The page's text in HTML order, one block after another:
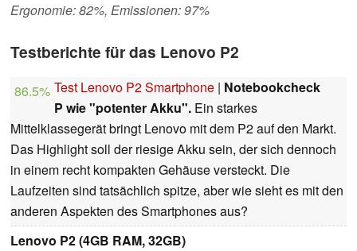
Ergonomie: 82%, Emissionen: 97%
Testberichte für das Lenovo P2
86.5% Test Lenovo P2 Smartphone | Notebookcheck
P wie "potenter Akku". Ein starkes
Mittelklassegerät bringt Lenovo mit dem P2 auf den Markt.
Das Highlight soll der riesige Akku sein, der sich dennoch
in einem recht kompakten Gehäuse versteckt. Die
Laufzeiten sind tatsächlich spitze, aber wie sieht es mit den
anderen Aspekten des Smartphones aus?
Lenovo P2 (4GB RAM, 32GB)